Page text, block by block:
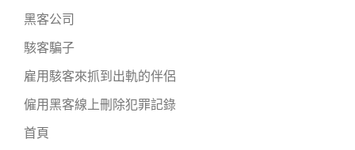
黑客公司
駭客騙子
雇用駭客來抓到出軌的伴侶
僱用黑客線上刪除犯罪記錄
首頁